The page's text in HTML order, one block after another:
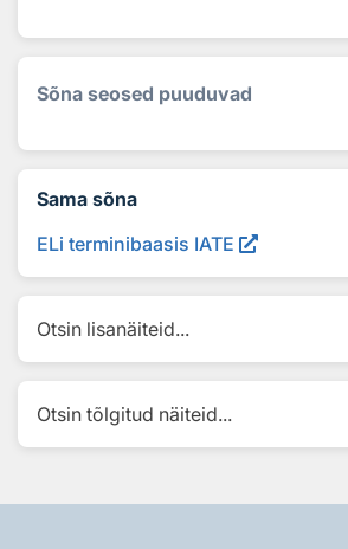
Sõna seosed puuduvad
Sama sõna
ELi terminibaasis IATE
Otsin lisanäiteid...
Otsin tõlgitud näiteid...